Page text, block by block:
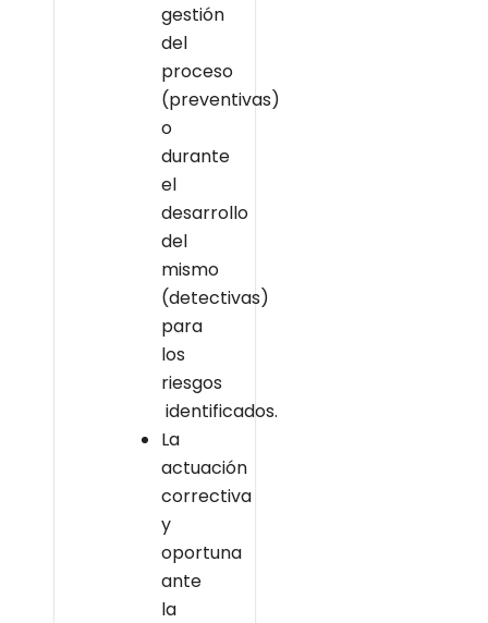
gestión
del
proceso
(preventivas)
o
durante
el
desarrollo
del
mismo
(detectivas)
para
los
riesgos
identificados.
La
actuación
correctiva
y
oportuna
ante
la